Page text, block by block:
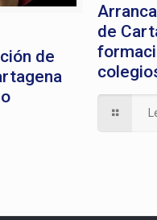
de
de